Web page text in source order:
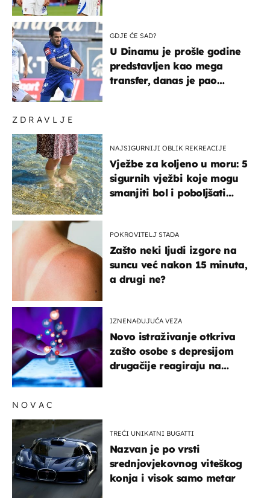
ZDRAVLJE
NAJSIGURNIJI OBLIK REKREACIJE
Vježbe za koljeno u moru: 5
sigurnih vježbi koje mogu
smanjiti bol i poboljšati
POKROVITELJ STADA
Zašto neki ljudi izgore na
suncu već nakon 15 minuta,
a drugi ne?
IZNENAĐUJUĆA VEZA
Novo istraživanje otkriva
zašto osobe s depresijom
drugačije reagiraju na
GDJE ĆE SAD?
U Dinamu je prošle godine
predstavljen kao mega
transfer, danas je pao
NOVAC
TREĆI UNIKATNI BUGATTI
Nazvan je po vrsti
srednjovjekovnog viteškog
konja i visok samo metar